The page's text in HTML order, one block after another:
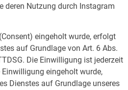
deren Nutzung durch Instagram
eingeholt wurde, erfolgt
auf Grundlage von Art. 6 Abs.
Die Einwilligung ist jederzeit
eingeholt wurde,
Dienstes auf Grundlage unseres